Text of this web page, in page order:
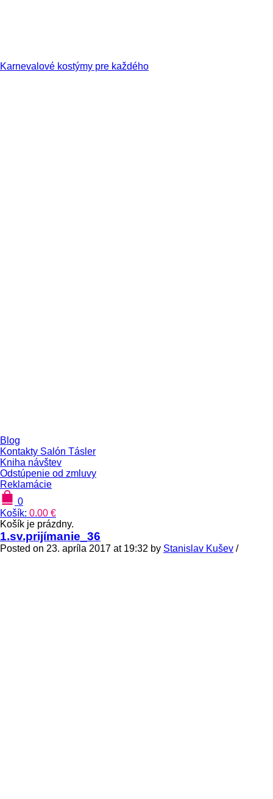
Karnevalové kostýmy pre každého
Blog
Kontakty Salón Tásler
Kniha návštev
Odstúpenie od zmluvy
Reklamácie
0
Košík: 0.00 €
Košík je prázdny.
1.sv.prijímanie_36
Posted on 23. apríla 2017 at 19:32 by Stanislav Kušev /